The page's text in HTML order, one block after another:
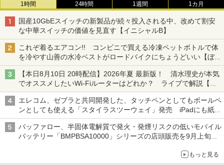
1時間 24時間 1週間 1カ月
国産10GbEスイッチの新製品が続々投入される中、改めて割安
な中華スイッチの価値を見直す【イニシャルB】
これぞ着るエアコン!! コンビニで買える冷凍ペットボトルで体
を冷やす山善の水冷ベストがロードバイクにちょうどいい【ぼっ
ち・ざ・ろーど！その14】【空いた時間でなにしてる？】
【本日8月10日 20時配信】2026年夏 最新版！ 清水理史が本気
でオススメしたいWi-Fiルーターはどれか？ ライブで解説【清
水理史の「イニシャルB」チャンネル】
エレコム、ゼブラと共同開発した、タッチペンとしてもボールペ
ンとしても使える「スタイラスツーウェイ」発売 iPadにも紙に
も、持ち替えずに書き込める
バッファロー、半固体電解質で発火・発煙リスクの低いモバイル
バッテリー「BMPBSA10000」シリーズの店頭販売を9月上旬に
もっと見る